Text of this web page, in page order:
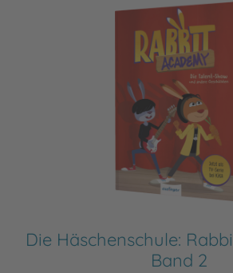
Die Häschenschule:
Band 2